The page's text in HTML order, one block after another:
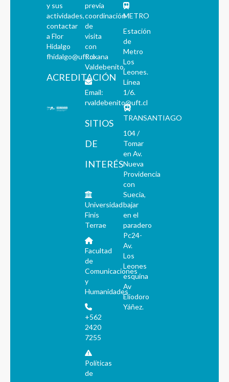
y sus
actividades,
contactar
a Flor
Hidalgo
fhidalgo@uft.cl
ACREDITACIÓN
previa
coordinación
de
visita
con
Roxana
Valdebenito.
Email:
rvaldebenito@uft.cl
SITIOS
DE
INTERÉS
Universidad
Finis
Terrae
Facultad
de
Comunicaciones
y
Humanidades
+562
2420
7255
Políticas
de
METRO
Estación
de
Metro
Los
Leones.
Línea
1/6.
TRANSANTIAGO
104 /
Tomar
en Av.
Nueva
Providencia
con
Suecia,
bajar
en el
paradero
Pc24-
Av.
Los
Leones
esquina
Av
Eliodoro
Yáñez.